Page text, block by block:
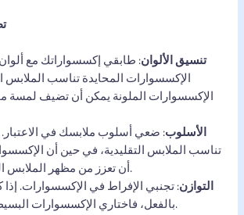
تنسيق الألوان: طابقي إكسسواراتك مع
الإكسسوارات المحايدة تناسب الملابس
الإكسسوارات الملونة يمكن أن تضيف لمسة
الأسلوب: ضعي أسلوب ملابسك في الاعتبار.
تناسب الملابس التقليدية، في حين أن
أن تعزز من مظهر الملابس العصرية أو الكاجوال.
التوازن: تجنبي الإفراط في الإكسسوارات.
بالفعل، فاختاري الإكسسوارات البسيطة، والعكس صحيح.